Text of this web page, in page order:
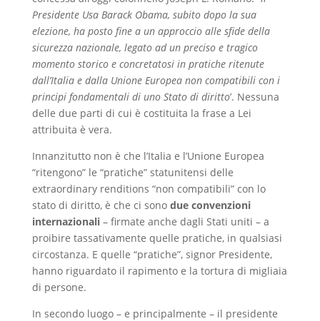
Presidente Usa Barack Obama, subito dopo la sua
elezione, ha posto fine a un approccio alle sfide della
sicurezza nazionale, legato ad un preciso e tragico
momento storico e concretatosi in pratiche ritenute
dall’Italia e dalla Unione Europea non compatibili con i
principi fondamentali di uno Stato di diritto’. Nessuna
delle due parti di cui è costituita la frase a Lei
attribuita è vera.
Innanzitutto non è che l’Italia e l’Unione Europea
“ritengono” le “pratiche” statunitensi delle
extraordinary renditions “non compatibili” con lo
stato di diritto, è che ci sono due convenzioni
internazionali– firmate anche dagli Stati uniti – a
proibire tassativamente quelle pratiche, in qualsiasi
circostanza. E quelle “pratiche”, signor Presidente,
hanno riguardato il rapimento e la tortura di migliaia
di persone.
In secondo luogo – e principalmente – il presidente